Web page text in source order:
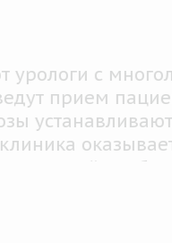
и назначают
и дальнейшие